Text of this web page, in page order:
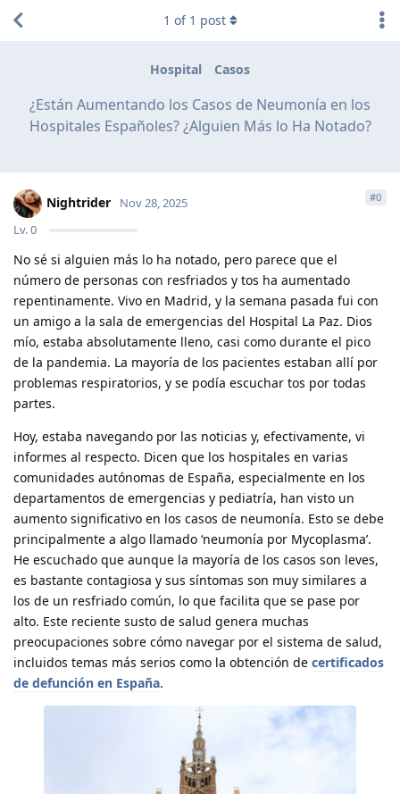
Hospital Casos
¿Están Aumentando los Casos de Neumonía en los
Hospitales Españoles? ¿Alguien Más lo Ha Notado?
1 of 1 post
Nightrider
Lv.0
Nov 28, 2025 #0
No sé si alguien más lo ha notado, pero parece que el
número de personas con resfriados y tos ha aumentado
repentinamente. Vivo en Madrid, y la semana pasada fui con
un amigo a la sala de emergencias del Hospital La Paz. Dios
mío, estaba absolutamente lleno, casi como durante el pico
de la pandemia. La mayoría de los pacientes estaban allí por
problemas respiratorios, y se podía escuchar tos por todas
partes.
Hoy, estaba navegando por las noticias y, efectivamente, vi
informes al respecto. Dicen que los hospitales en varias
comunidades autónomas de España, especialmente en los
departamentos de emergencias y pediatría, han visto un
aumento significativo en los casos de neumonía. Esto se debe
principalmente a algo llamado ‘neumonía por Mycoplasma’.
He escuchado que aunque la mayoría de los casos son leves,
es bastante contagiosa y sus síntomas son muy similares a
los de un resfriado común, lo que facilita que se pase por
alto. Este reciente susto de salud genera muchas
preocupaciones sobre cómo navegar por el sistema de salud,
incluidos temas más serios como la obtención de certificados
de defunción en España.